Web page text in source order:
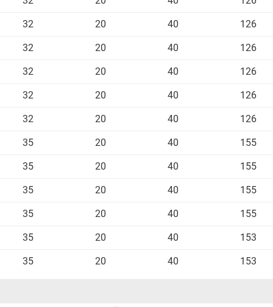
32 20 40 126
32 20 40 126
32 20 40 126
32 20 40 126
32 20 40 126
35 20 40 155
35 20 40 155
35 20 40 155
35 20 40 155
35 20 40 153
35 20 40 153